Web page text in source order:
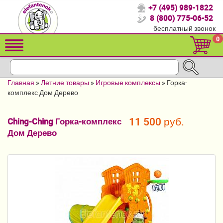
Спасибо, что выбрали нас!
Распродажа!
Детские коляски
Кроватки для новорожденных
Конверты, муфты
Детский транспорт
Постельные принадлежности
+7 (495) 989-1822
8 (800) 775-06-52
бесплатный звонок
0
Главная »Летние товары » Игровые комплексы » Горка-
комплекс Дом Дерево
Ching-Ching Горка-комплекс
Дом Дерево
11 500 руб.